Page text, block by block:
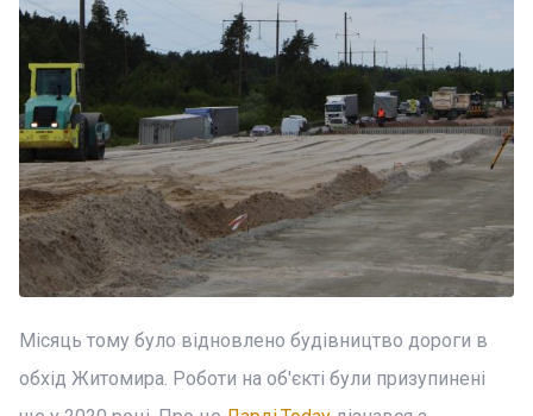
Місяць тому було відновлено будівництво дороги в
обхід Житомира. Роботи на об'єкті були призупинені